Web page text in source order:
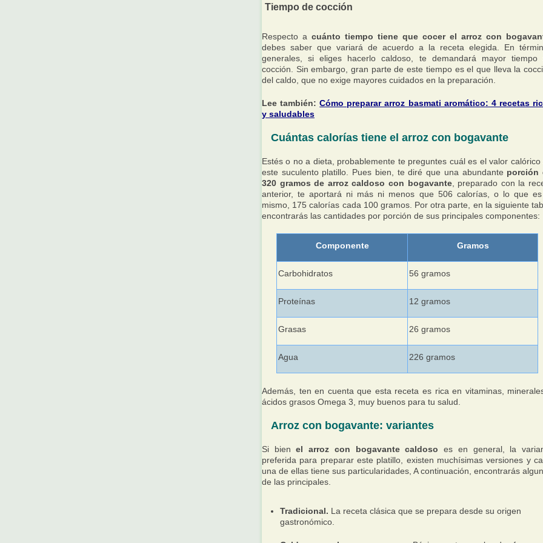
Tiempo de cocción
Respecto a cuánto tiempo tiene que cocer el arroz con
debes saber que variará de acuerdo a la receta elegida. En
generales, si eliges hacerlo caldoso, te demandará mayor tiempo
cocción. Sin embargo, gran parte de este tiempo es el que lleva la
del caldo, que no exige mayores cuidados en la preparación.
Lee también:Cómo preparar arroz basmati aromático: 4 recetas
y saludables
Cuántas calorías tiene el arroz con bogavante
Estés o no a dieta, probablemente te preguntes cuál es el valor calórico
este suculento platillo. Pues bien, te diré que una abundante porción
320 gramos de arroz caldoso con bogavante, preparado con la
anterior, te aportará ni más ni menos que 506 calorías, o lo que
mismo, 175 calorías cada 100 gramos. Por otra parte, en la siguiente
encontrarás las cantidades por porción de sus principales componentes:
Componente Gramos
Carbohidratos 56 gramos
Proteínas 12 gramos
Grasas 26 gramos
Agua 226 gramos
Además, ten en cuenta que esta receta es rica en vitaminas,
ácidos grasos Omega 3, muy buenos para tu salud.
Arroz con bogavante: variantes
Si bien el arroz con bogavante caldoso es en general, la
preferida para preparar este platillo, existen muchísimas versiones y
una de ellas tiene sus particularidades, A continuación, encontrarás
de las principales.
Tradicional. La receta clásica que se prepara desde su origen
gastronómico.